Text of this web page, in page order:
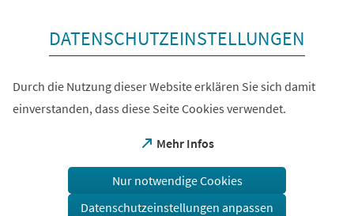
DATENSCHUTZEINSTELLUNGEN
Durch die Nutzung dieser Website erklären Sie sich damit
einverstanden, dass diese Seite Cookies verwendet.
Mehr Infos
(Öffnet
einem
Tab)
Nur notwendige Cookies
Datenschutzeinstellungen anpassen